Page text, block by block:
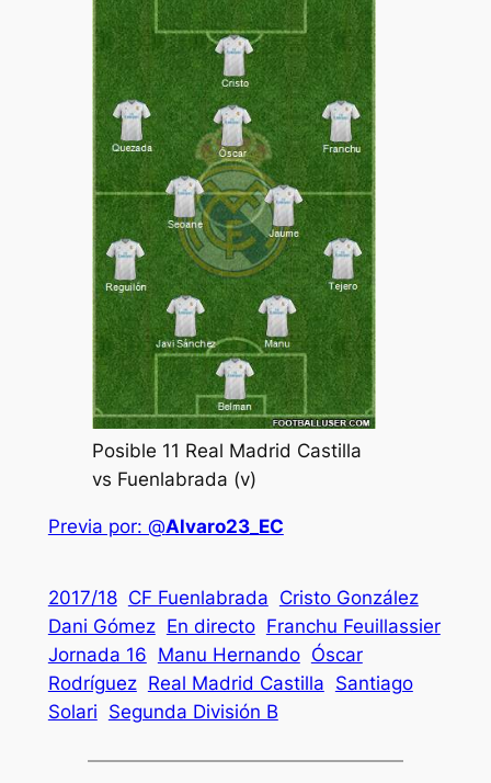
Posible 11 Real Madrid Castilla
vs Fuenlabrada (v)
Previa por: @Alvaro23_EC
2017/18 CF Fuenlabrada Cristo González
Dani Gómez En directo Franchu Feuillassier
Jornada 16 Manu Hernando Óscar
Rodríguez Real Madrid Castilla Santiago
Solari Segunda División B